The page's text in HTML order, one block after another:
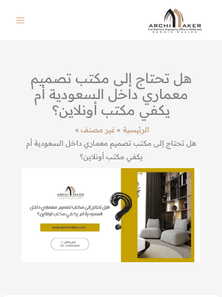
المحتوى
هل تحتاج إلى مكتب تصميم
معماري داخل السعودية أم
يكفي مكتب أونلاين؟
الرئيسية
غير مصنف
هل تحتاج إلى مكتب تصميم معماري داخل السعودية أم
يكفي مكتب أونلاين؟